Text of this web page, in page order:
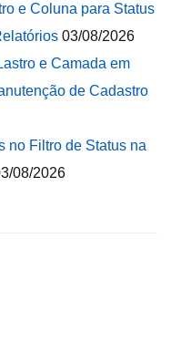
e Coluna para Status
03/08/2026
e Camada em
de Cadastro
no Filtro de Status na
08/2026